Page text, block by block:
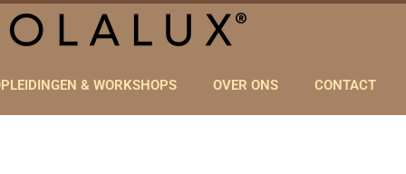
& WORKSHOPS OVER ONS CONTACT